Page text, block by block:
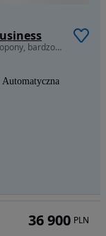
1997 cm3 • 150 KM • 2.0 Diesel Super stan nowe opony, bardzo bogate wyposażenie polecam
Automatyczna
36 900 PLN